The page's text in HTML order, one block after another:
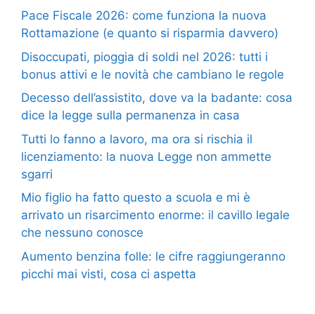
Pace Fiscale 2026: come funziona la nuova
Rottamazione (e quanto si risparmia davvero)
Disoccupati, pioggia di soldi nel 2026: tutti i
bonus attivi e le novità che cambiano le regole
Decesso dell’assistito, dove va la badante: cosa
dice la legge sulla permanenza in casa
Tutti lo fanno a lavoro, ma ora si rischia il
licenziamento: la nuova Legge non ammette
sgarri
Mio figlio ha fatto questo a scuola e mi è
arrivato un risarcimento enorme: il cavillo legale
che nessuno conosce
Aumento benzina folle: le cifre raggiungeranno
picchi mai visti, cosa ci aspetta